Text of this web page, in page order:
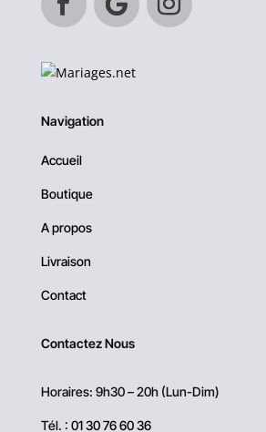
Navigation
Accueil
Boutique
A propos
Livraison
Contact
Contactez Nous
Horaires: 9h30 – 20h (Lun-Dim)
Tél. : 01 30 76 60 36